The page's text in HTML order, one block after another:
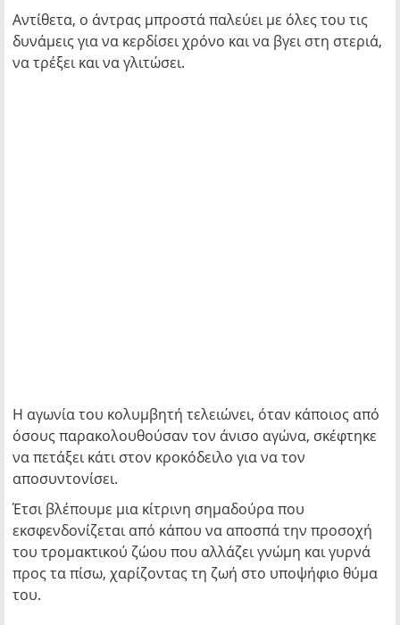
Αντίθετα, ο άντρας μπροστά παλεύει με όλες του τις
δυνάμεις για να κερδίσει χρόνο και να βγει στη στεριά,
να τρέξει και να γλιτώσει.
Η αγωνία του κολυμβητή τελειώνει, όταν κάποιος από
όσους παρακολουθούσαν τον άνισο αγώνα, σκέφτηκε
να πετάξει κάτι στον κροκόδειλο για να τον
αποσυντονίσει.
Έτσι βλέπουμε μια κίτρινη σημαδούρα που
εκσφενδονίζεται από κάπου να αποσπά την προσοχή
του τρομακτικού ζώου που αλλάζει γνώμη και γυρνά
προς τα πίσω, χαρίζοντας τη ζωή στο υποψήφιο θύμα
του.